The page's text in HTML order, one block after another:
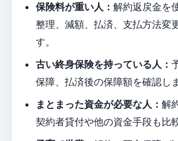
保険料が重い人：解約返戻金を
整理、減額、払済、支払方法変
す。
古い終身保険を持っている人：
保障、払済後の保障額を確認し
まとまった資金が必要な人：解
契約者貸付や他の資金手段も比